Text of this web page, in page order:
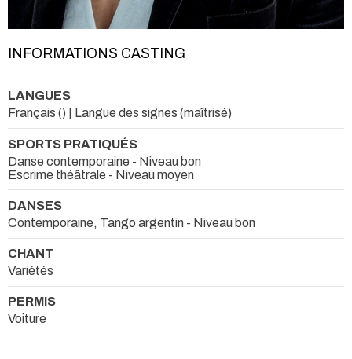
INFORMATIONS CASTING
LANGUES
Français () | Langue des signes (maîtrisé)
SPORTS PRATIQUÉS
Danse contemporaine - Niveau bon
Escrime théâtrale - Niveau moyen
DANSES
Contemporaine, Tango argentin - Niveau bon
CHANT
Variétés
PERMIS
Voiture